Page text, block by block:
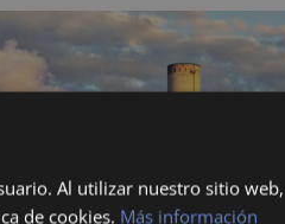
Al utilizar nuestro sitio web,
de cookies. Más información